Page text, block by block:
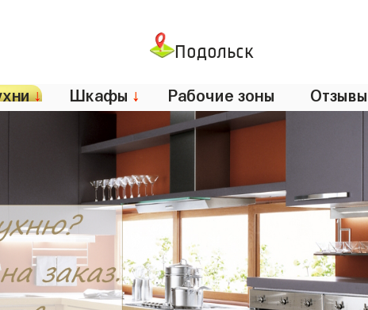
Подольск
↓ Шкафы ↓ Рабочие зоны Отзывы